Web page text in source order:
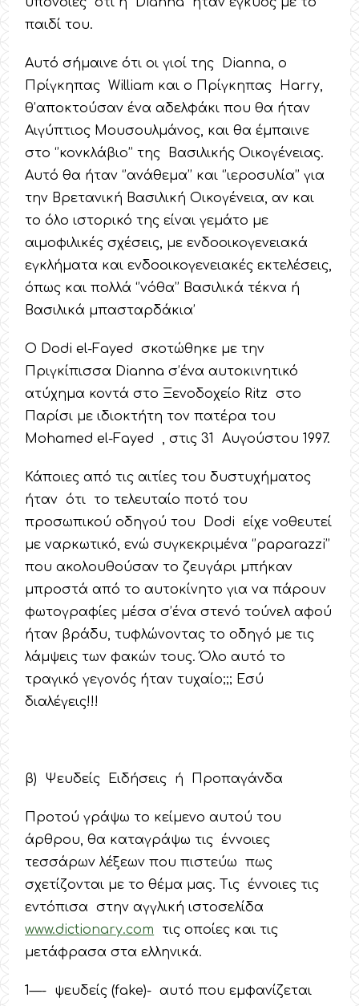
παιδί του.
Αυτό σήμαινε ότι οι γιοί της Dianna, ο
Πρίγκηπας William και ο Πρίγκηπας Harry,
θ’αποκτούσαν ένα αδελφάκι που θα ήταν
Αιγύπτιος Μουσουλμάνος, και θα έμπαινε
στο ‘’κονκλάβιο’’ της Βασιλικής Οικογένειας.
Αυτό θα ήταν ‘’ανάθεμα’’ και ‘’ιεροσυλία’’ για
την Βρετανική Βασιλική Οικογένεια, αν και
το όλο ιστορικό της είναι γεμάτο με
αιμοφιλικές σχέσεις, με ενδοοικογενειακά
εγκλήματα και ενδοοικογενειακές εκτελέσεις,
όπως και πολλά ‘’νόθα’’ Βασιλικά τέκνα ή
Βασιλικά μπασταρδάκια’
Ο Dodi el-Fayed σκοτώθηκε με την
Πριγκίπισσα Dianna σ’ένα αυτοκινητικό
ατύχημα κοντά στο Ξενοδοχείο Ritz στο
Παρίσι με ιδιοκτήτη τον πατέρα του
Mohamed el-Fayed , στις 31 Αυγούστου 1997.
Κάποιες από τις αιτίες του δυστυχήματος
ήταν ότι το τελευταίο ποτό του
προσωπικού οδηγού του Dodi είχε νοθευτεί
με ναρκωτικό, ενώ συγκεκριμένα ‘’paparazzi’’
που ακολουθούσαν το ζευγάρι μπήκαν
μπροστά από το αυτοκίνητο για να πάρουν
φωτογραφίες μέσα σ’ένα στενό τούνελ αφού
ήταν βράδυ, τυφλώνοντας το οδηγό με τις
λάμψεις των φακών τους. Όλο αυτό το
τραγικό γεγονός ήταν τυχαίο;;; Εσύ
διαλέγεις!!!
β) Ψευδείς Ειδήσεις ή Προπαγάνδα
Προτού γράψω το κείμενο αυτού του
άρθρου, θα καταγράψω τις έννοιες
τεσσάρων λέξεων που πιστεύω πως
σχετίζονται με το θέμα μας. Τις έννοιες τις
εντόπισα στην αγγλική ιστοσελίδα
www.dictionary.com τις οποίες και τις
μετάφρασα στα ελληνικά.
1—- ψευδείς (fake)- αυτό που εμφανίζεται